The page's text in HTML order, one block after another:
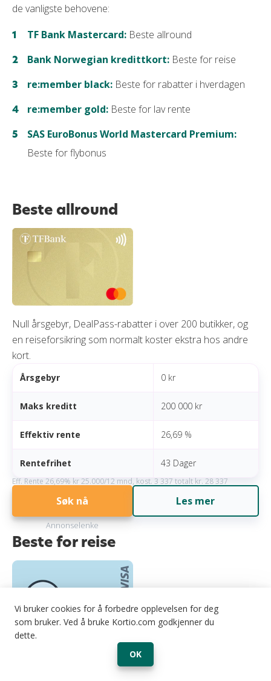
de vanligste behovene:
TF Bank Mastercard: Beste allround
Bank Norwegian kredittkort: Beste for reise
re:member black: Beste for rabatter i hverdagen
re:member gold: Beste for lav rente
SAS EuroBonus World Mastercard Premium:
Beste for flybonus
Beste allround
Null årsgebyr, DealPass-rabatter i over 200 butikker, og
en reiseforsikring som normalt koster ekstra hos andre
kort.
Årsgebyr 0 kr
Maks kreditt 200 000 kr
Effektiv rente 26,69 %
Rentefrihet 43 Dager
Eff. Rente 26,69% kr 25.000/12 mnd, kost. 3 337 totalt kr. 28 337
Søk nå
Annonselenke
Les mer
Beste for reise
Kåret til Europas beste lojalitetskredittkort på Freddie
Awards 2025, med lavt valutapåslag på 1,75 % og opptil
Vi bruker cookies for å forbedre opplevelsen for deg
som bruker. Ved å bruke Kortio.com godkjenner du
dette.
OK